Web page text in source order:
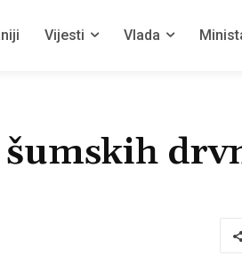
Vijesti Vlada
šumskih